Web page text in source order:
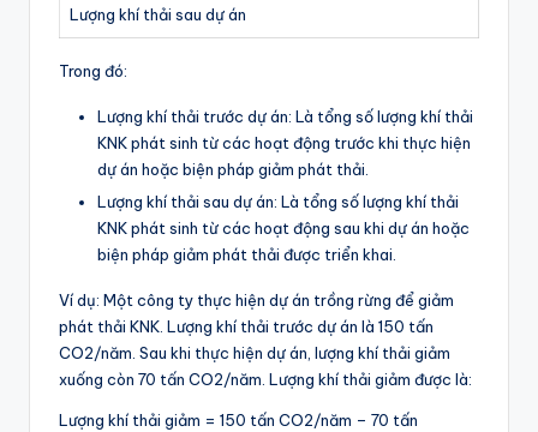
Lượng khí thải sau dự án
Trong đó:
Lượng khí thải trước dự án: Là tổng số lượng khí thải
KNK phát sinh từ các hoạt động trước khi thực hiện
dự án hoặc biện pháp giảm phát thải.
Lượng khí thải sau dự án: Là tổng số lượng khí thải
KNK phát sinh từ các hoạt động sau khi dự án hoặc
biện pháp giảm phát thải được triển khai.
Ví dụ: Một công ty thực hiện dự án trồng rừng để giảm
phát thải KNK. Lượng khí thải trước dự án là 150 tấn
CO2/năm. Sau khi thực hiện dự án, lượng khí thải giảm
xuống còn 70 tấn CO2/năm. Lượng khí thải giảm được là:
Lượng khí thải giảm = 150 tấn CO2/năm – 70 tấn